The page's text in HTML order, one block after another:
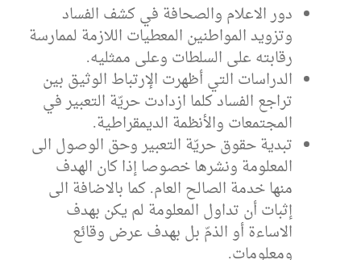
دور الاعلام والصحافة في كشف الفساد
وتزويد المواطنين المعطيات اللازمة لممارسة
رقابته على السلطات وعلى ممثليه.
الدراسات التي أظهرت الإرتباط الوثيق بين
تراجع الفساد كلما ازدادت حريّة التعبير في
المجتمعات والأنظمة الديمقراطية.
تبدية حقوق حريّة التعبير وحق الوصول الى
المعلومة ونشرها خصوصا إذا كان الهدف
منها خدمة الصالح العام. كما بالاضافة الى
إثبات أن تداول المعلومة لم يكن بهدف
الاساءة أو الذمّ بل بهدف عرض وقائع